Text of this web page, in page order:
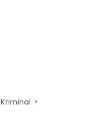
Kriminal